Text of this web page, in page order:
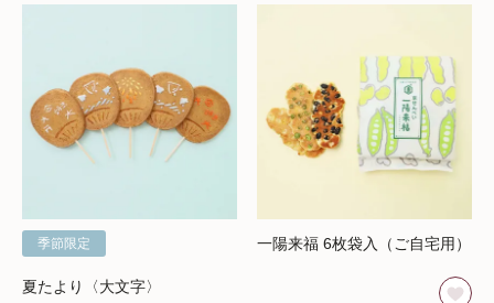
季節限定
夏たより〈大文字〉
一陽来福 6枚袋入（ご自宅用）